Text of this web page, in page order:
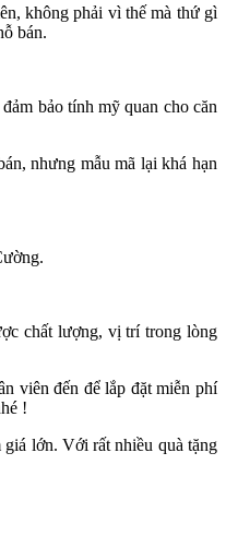
không phải vì thế mà thứ gì
bán.
bảo tính mỹ quan cho căn
nhưng mẫu mã lại khá hạn
chất lượng, vị trí trong lòng
viên đến để lắp đặt miễn phí
!
lớn. Với rất nhiều quà tặng